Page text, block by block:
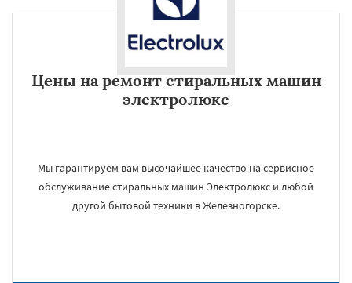
Цены на ремонт стиральных машин
электролюкс
Мы гарантируем вам высочайшее качество на сервисное
обслуживание стиральных машин Электролюкс и любой
другой бытовой техники в Железногорске.